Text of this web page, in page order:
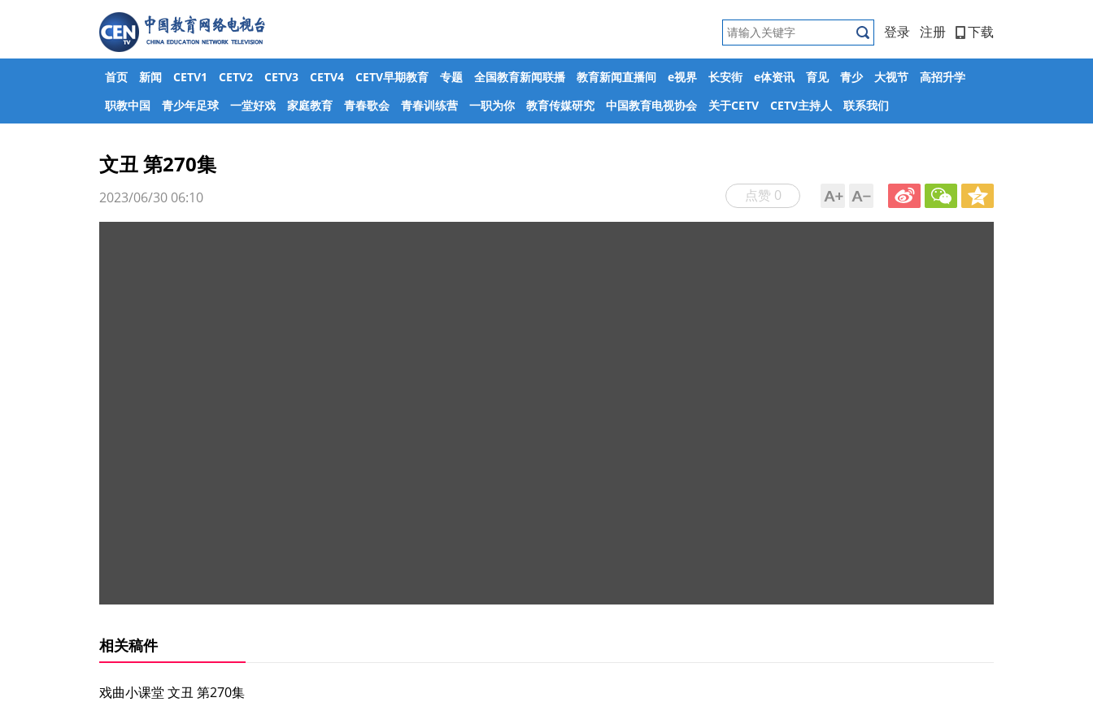
登录 注册 下载
首页 新闻 CETV1 CETV2 CETV3 CETV4 CETV早期教育 专题 全国教育新闻联播 教育新闻直播间 e视界 长安街 e体资讯 育见 青少 大视节
高招升学
职教中国
青少年足球 一堂好戏 家庭教育 青春歌会 青春训练营 一职为你 教育传媒研究 中国教育电视协会 关于CETV CETV主持人 联系我们
文丑 第270集
点赞 0
2023/06/30 06:10
相关稿件
戏曲小课堂 文丑 第270集